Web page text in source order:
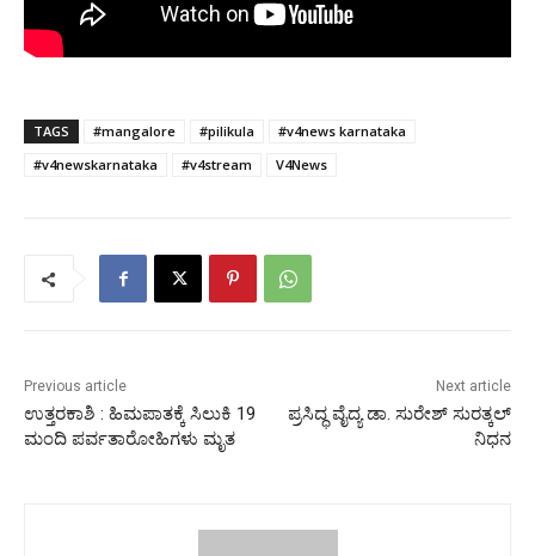
TAGS #mangalore #pilikula
#v4news karnataka
#v4newskarnataka
#v4stream V4News
Previous article
ಉತ್ತರಕಾಶಿ : ಹಿಮಪಾತಕ್ಕೆ ಸಿಲುಕಿ 19
ಮಂದಿ ಪರ್ವತಾರೋಹಿಗಳು ಮೃತ
Next article
ಪ್ರಸಿದ್ಧ ವೈದ್ಯ ಡಾ. ಸುರೇಶ್ ಸುರತ್ಕಲ್
ನಿಧನ